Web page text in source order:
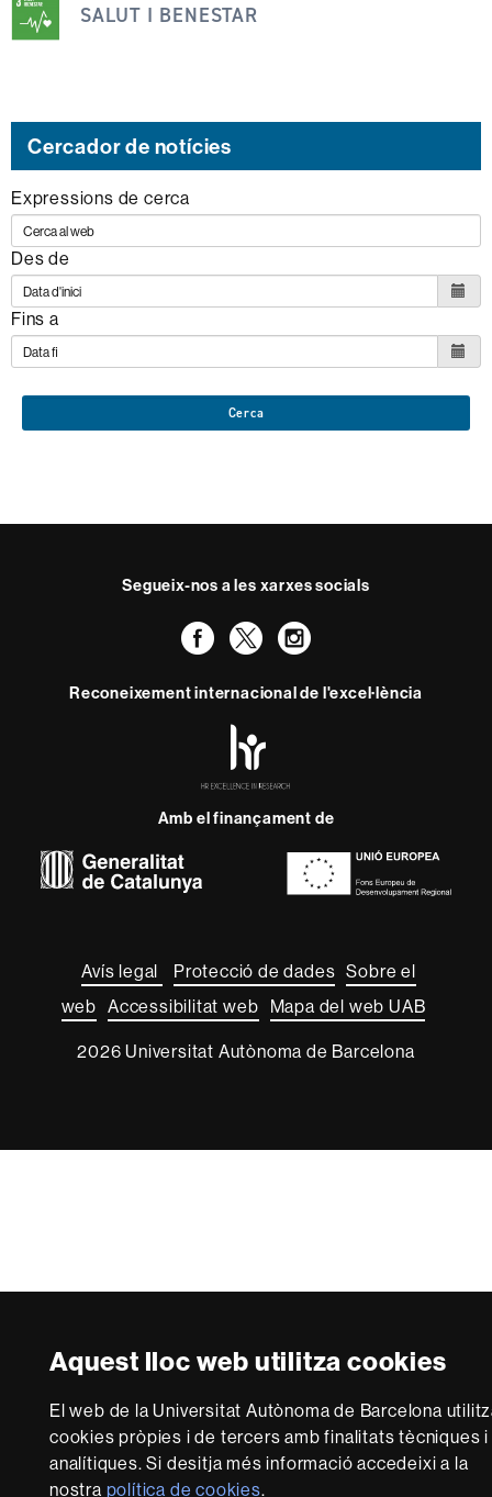
Aquest lloc web utilitza cookies
El web de la Universitat Autònoma de Barcelona
cookies pròpies i de tercers amb finalitats tècniques i
analítiques. Si desitja més informació accedeixi a la
nostra política de cookies.
notícia
s'emmarca
següents
ODS
SALUT I BENESTAR
Cercador de notícies
Expressions de cerca
Des de
Fins a
Cerca
Segueix-nos a les xarxes socials
Facebook
TwitterInstagram
Reconeixement internacional de l'excel·lència
-
Amb el finançament de
Avís legal Protecció de dades Sobre el
web Accessibilitat web Mapa del web UAB
2026 Universitat Autònoma de Barcelona